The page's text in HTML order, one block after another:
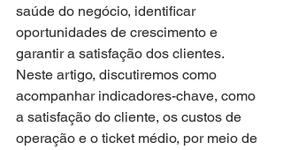
saúde do negócio, identificar
oportunidades de crescimento e
garantir a satisfação dos clientes.
Neste artigo, discutiremos como
acompanhar indicadores-chave, como
a satisfação do cliente, os custos de
operação e o ticket médio, por meio de